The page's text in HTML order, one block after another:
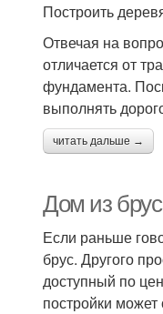
Построить
Отвечая на
отличается от
фундамента.
выполнять
читать дальше →
Дом из
Если раньше
брус. Другого
доступный по
постройки